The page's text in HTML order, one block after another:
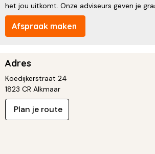
het jou uitkomt. Onze adviseurs geven je
Afspraak maken
Adres
Koedijkerstraat 24
1823 CR Alkmaar
Plan je route